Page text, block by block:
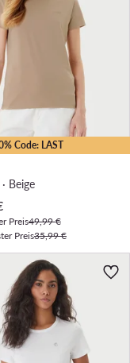
Code: LAST
Beige
Preis
Preis49,99 €
Preis35,99 €